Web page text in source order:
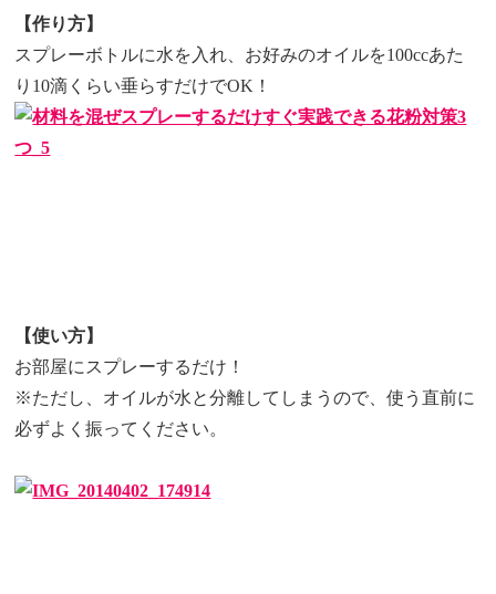
【作り方】
スプレーボトルに水を入れ、お好みのオイルを100ccあた
り10滴くらい垂らすだけでOK！
【使い方】
お部屋にスプレーするだけ！
※ただし、オイルが水と分離してしまうので、使う直前に
必ずよく振ってください。